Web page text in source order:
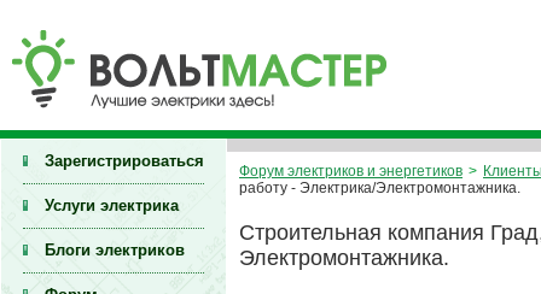
Зарегистрироваться
Услуги электрика
Блоги электриков
Форум электриков и энергетиков >
работу - Электрика/Электромонтажника.
Строительная компания
Электромонтажника.